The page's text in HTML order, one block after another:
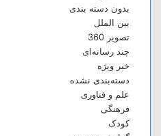
بدون دسته بندی
بین الملل
تصویر 360
چند رسانه‌ای
خبر ویژه
دسته‌بندی نشده
علم و فناوری
فرهنگی
کودک